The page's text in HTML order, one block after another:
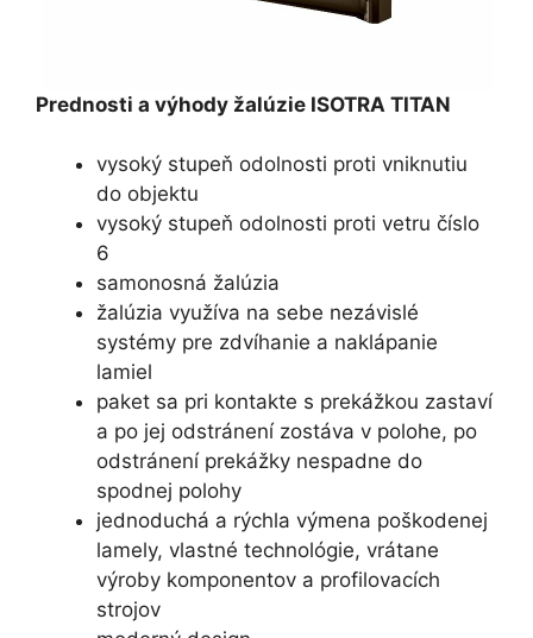
Prednosti a výhody žalúzie ISOTRA TITAN
vysoký stupeň odolnosti proti vniknutiu
do objektu
vysoký stupeň odolnosti proti vetru číslo
6
samonosná žalúzia
žalúzia využíva na sebe nezávislé
systémy pre zdvíhanie a naklápanie
lamiel
paket sa pri kontakte s prekážkou zastaví
a po jej odstránení zostáva v polohe, po
odstránení prekážky nespadne do
spodnej polohy
jednoduchá a rýchla výmena poškodenej
lamely, vlastné technológie, vrátane
výroby komponentov a profilovacích
strojov